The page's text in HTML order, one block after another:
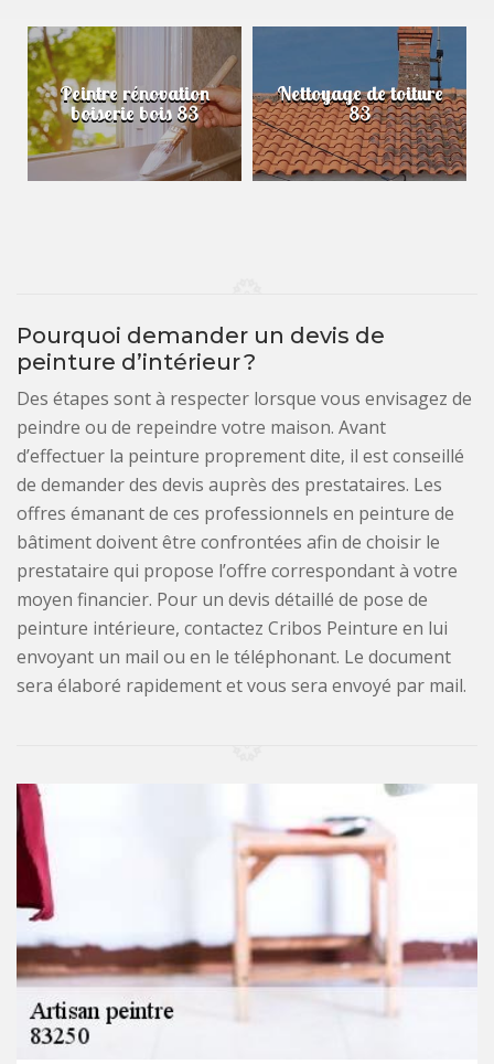
Peintre rénovation
boiserie bois 83
Nettoyage de toiture
83
Pourquoi demander un devis de
peinture d’intérieur ?
Des étapes sont à respecter lorsque vous envisagez de
peindre ou de repeindre votre maison. Avant
d’effectuer la peinture proprement dite, il est conseillé
de demander des devis auprès des prestataires. Les
offres émanant de ces professionnels en peinture de
bâtiment doivent être confrontées afin de choisir le
prestataire qui propose l’offre correspondant à votre
moyen financier. Pour un devis détaillé de pose de
peinture intérieure, contactez Cribos Peinture en lui
envoyant un mail ou en le téléphonant. Le document
sera élaboré rapidement et vous sera envoyé par mail.